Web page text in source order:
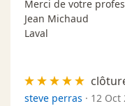
Merci de votre
Jean Michaud
Laval
steve perras · 12 Oct